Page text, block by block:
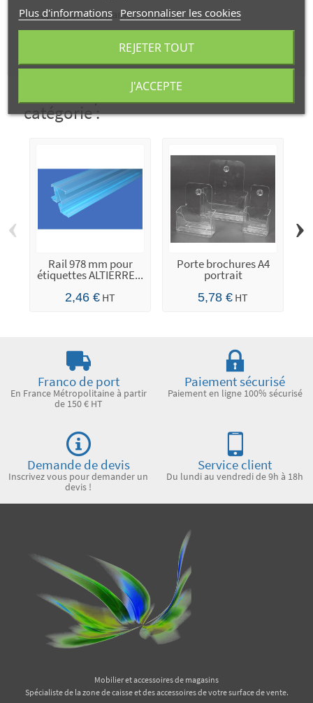
4 chapes par bloc panier 80 x 120
10 autres produits dans la même
catégorie :
Rail 978 mm pour
étiquettes ALTIERRE...
2,46 € HT
Porte brochures A4
portrait
5,78 € HT
‹ ›
Franco de port
En France Métropolitaine à partir
de 150 € HT
Paiement sécurisé
Paiement en ligne 100% sécurisé
Demande de devis
Inscrivez vous pour demander un
devis !
Service client
Du lundi au vendredi de 9h à 18h
Mobilier et accessoires de magasins
Spécialiste de la zone de caisse et des accessoires de votre surface de vente.
Plus d'informations Personnaliser les cookies
REJETER TOUT
J'ACCEPTE